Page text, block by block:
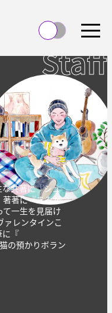
Staff
な共著に『シュ
著著に『きみが
一生を見届け
ァレンタインこ
に『
の預かりボラン